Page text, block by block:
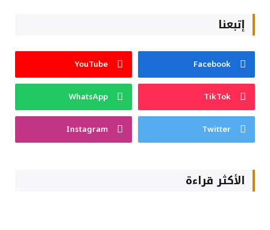
إتبعنا
Facebook
YouTube
TikTok
WhatsApp
Twitter
Instagram
الأكثر قراءة